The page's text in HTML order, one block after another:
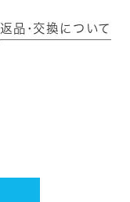
返品･交換について